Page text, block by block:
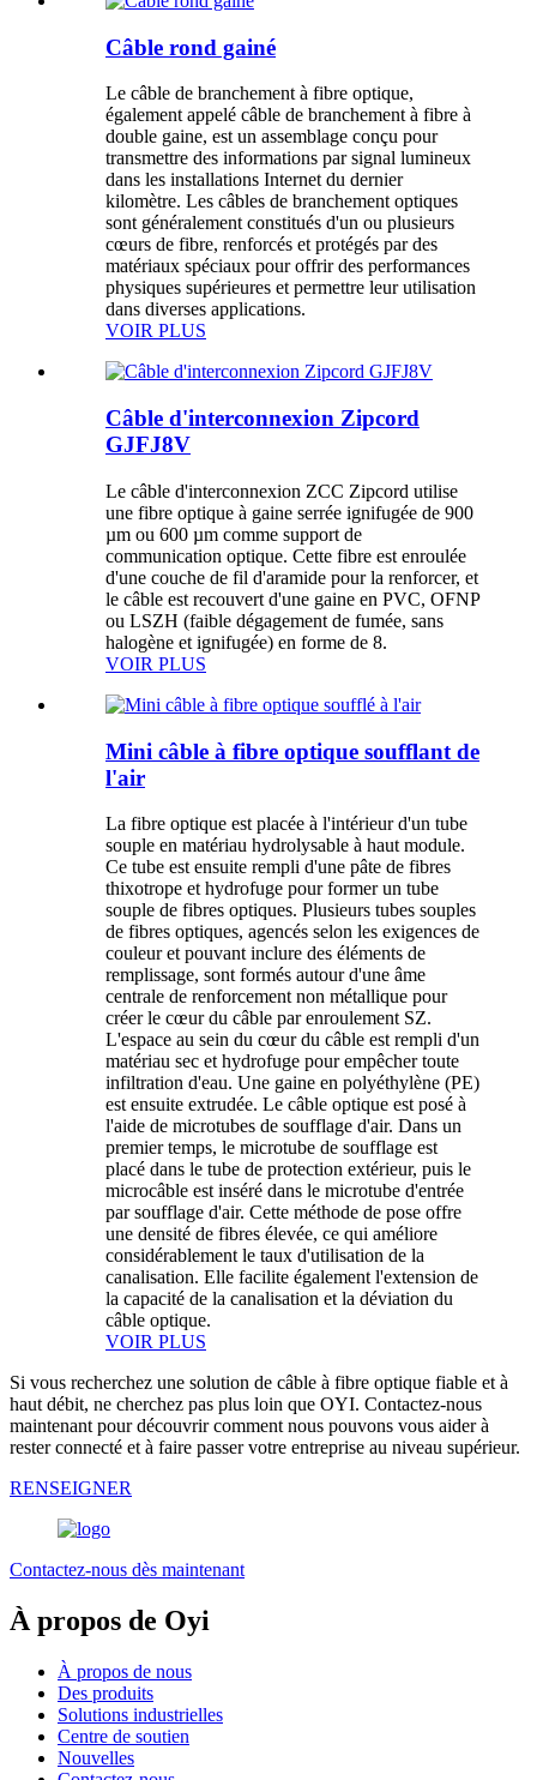
Câble rond gainé
Le câble de branchement à fibre optique,
également appelé câble de branchement à fibre à
double gaine, est un assemblage conçu pour
transmettre des informations par signal lumineux
dans les installations Internet du dernier
kilomètre. Les câbles de branchement optiques
sont généralement constitués d'un ou plusieurs
cœurs de fibre, renforcés et protégés par des
matériaux spéciaux pour offrir des performances
physiques supérieures et permettre leur utilisation
dans diverses applications.
VOIR PLUS
Câble d'interconnexion Zipcord
GJFJ8V
Le câble d'interconnexion ZCC Zipcord utilise
une fibre optique à gaine serrée ignifugée de 900
µm ou 600 µm comme support de
communication optique. Cette fibre est enroulée
d'une couche de fil d'aramide pour la renforcer, et
le câble est recouvert d'une gaine en PVC, OFNP
ou LSZH (faible dégagement de fumée, sans
halogène et ignifugée) en forme de 8.
VOIR PLUS
Mini câble à fibre optique soufflant de
l'air
La fibre optique est placée à l'intérieur d'un tube
souple en matériau hydrolysable à haut module.
Ce tube est ensuite rempli d'une pâte de fibres
thixotrope et hydrofuge pour former un tube
souple de fibres optiques. Plusieurs tubes souples
de fibres optiques, agencés selon les exigences de
couleur et pouvant inclure des éléments de
remplissage, sont formés autour d'une âme
centrale de renforcement non métallique pour
créer le cœur du câble par enroulement SZ.
L'espace au sein du cœur du câble est rempli d'un
matériau sec et hydrofuge pour empêcher toute
infiltration d'eau. Une gaine en polyéthylène (PE)
est ensuite extrudée. Le câble optique est posé à
l'aide de microtubes de soufflage d'air. Dans un
premier temps, le microtube de soufflage est
placé dans le tube de protection extérieur, puis le
microcâble est inséré dans le microtube d'entrée
par soufflage d'air. Cette méthode de pose offre
une densité de fibres élevée, ce qui améliore
considérablement le taux d'utilisation de la
canalisation. Elle facilite également l'extension de
la capacité de la canalisation et la déviation du
câble optique.
VOIR PLUS
Si vous recherchez une solution de câble à fibre optique fiable et à
haut débit, ne cherchez pas plus loin que OYI. Contactez-nous
maintenant pour découvrir comment nous pouvons vous aider à
rester connecté et à faire passer votre entreprise au niveau supérieur.
RENSEIGNER
Contactez-nous dès maintenant
À propos de Oyi
À propos de nous
Des produits
Solutions industrielles
Centre de soutien
Nouvelles